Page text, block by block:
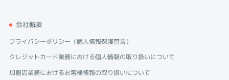
会社概要
プライバシーポリシー（個人情報保護宣言）
クレジットカード業務における個人情報の取り扱いについて
加盟店業務におけるお客様情報の取り扱いについて